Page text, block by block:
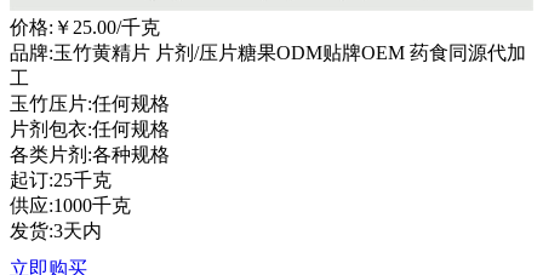
价格: ￥25.00/千克
品牌:玉竹黄精片 片剂/压片糖果ODM贴牌OEM 药食同源代加
工
玉竹压片:任何规格
片剂包衣:任何规格
各类片剂:各种规格
起订:25千克
供应:1000千克
发货:3天内
立即购买